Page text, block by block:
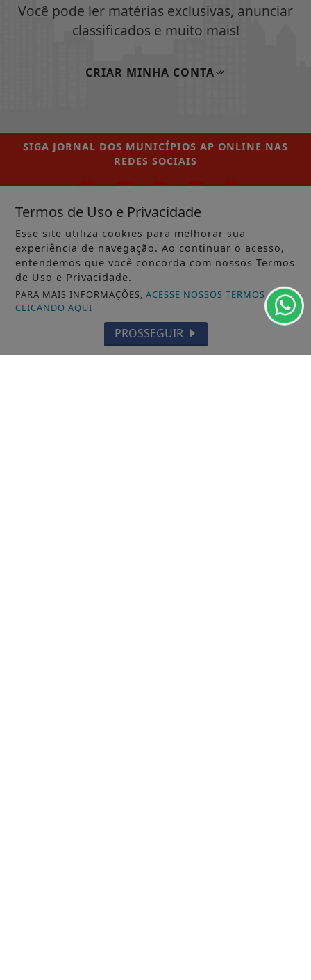
Você pode ler matérias exclusivas, anunciar
classificados e muito mais!
CRIAR MINHA CONTA
SIGA JORNAL DOS MUNICÍPIOS AP ONLINE NAS
REDES SOCIAIS
/ NOTÍCIAS
MUNICÍPIOS GERAL
MACAPÁ
LARANJAL DO JARI
Termos de Uso e Privacidade
Esse site utiliza cookies para melhorar sua
experiência de navegação. Ao continuar o acesso,
entendemos que você concorda com nossos Termos
de Uso e Privacidade.
PARA MAIS INFORMAÇÕES,ACESSE NOSSOS TERMOS
CLICANDO AQUI
PROSSEGUIR